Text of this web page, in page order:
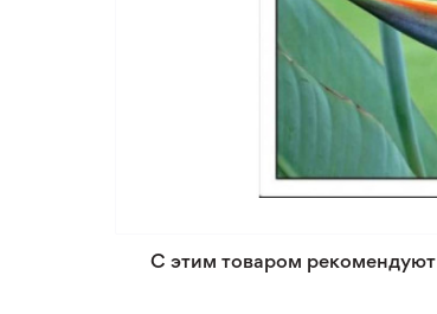
С этим товаром рекомендуют